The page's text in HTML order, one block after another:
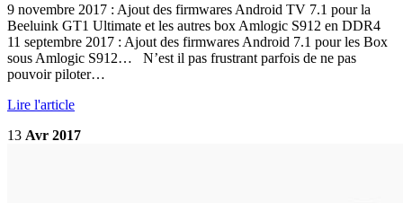
9 novembre 2017 : Ajout des firmwares Android TV 7.1 pour la
Beeluink GT1 Ultimate et les autres box Amlogic S912 en DDR4
11 septembre 2017 : Ajout des firmwares Android 7.1 pour les Box
sous Amlogic S912… N’est il pas frustrant parfois de ne pas
pouvoir piloter…
Lire l'article
13 Avr 2017